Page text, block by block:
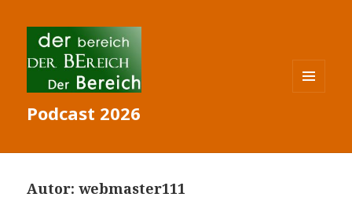
Podcast 2026
Autor:webmaster111